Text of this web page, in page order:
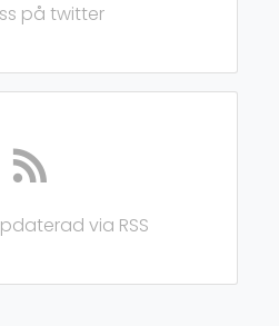
på twitter
via RSS